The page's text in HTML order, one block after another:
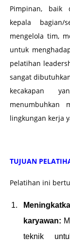
Pimpinan, baik
kepala
mengelola tim,
untuk
pelatihan
sangat
kecakapan
menumbuhkan
lingkungan kerja
TUJUAN
Pelatihan ini
karyawan:
teknik